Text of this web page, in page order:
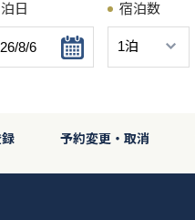
日 宿泊数
予約変更・取消